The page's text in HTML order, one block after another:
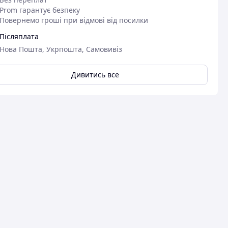
Prom гарантує безпеку
Повернемо гроші при відмові від посилки
Післяплата
Нова Пошта, Укрпошта, Самовивіз
Дивитись все